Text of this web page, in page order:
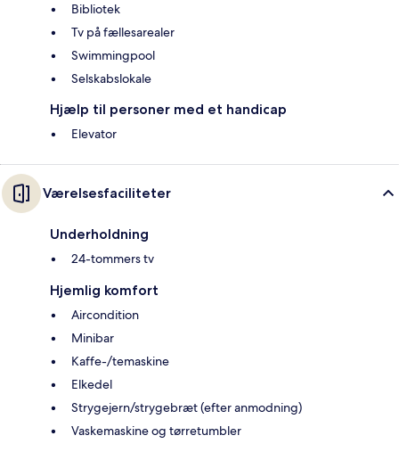
Bibliotek
Tv på fællesarealer
Swimmingpool
Selskabslokale
Hjælp til personer med et handicap
Elevator
Værelsesfaciliteter
Underholdning
24-tommers tv
Hjemlig komfort
Aircondition
Minibar
Kaffe-/temaskine
Elkedel
Strygejern/strygebræt (efter anmodning)
Vaskemaskine og tørretumbler